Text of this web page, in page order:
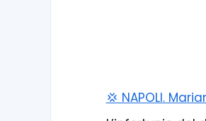
💢 NAPOLI.